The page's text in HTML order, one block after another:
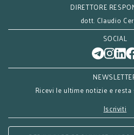
DIRETTORE
dott. Claudio
SOCIAL
Ricevi le ultime notizie e
Iscriviti